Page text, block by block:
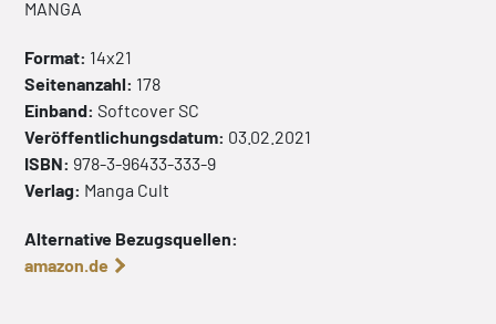
MANGA
Format: 14x21
Seitenanzahl: 178
Einband: SoftcoverSC
Veröffentlichungsdatum: 03.02.2021
ISBN: 978-3-96433-333-9
Verlag: Manga Cult
Alternative Bezugsquellen:
amazon.de